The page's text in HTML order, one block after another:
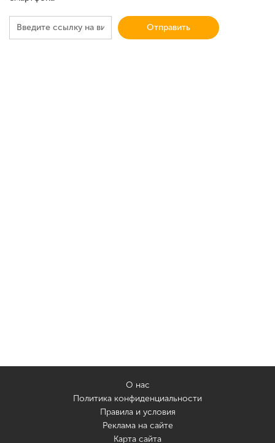
Отправить
О нас
Политика конфиденциальности
Правила и условия
Реклама на сайте
Карта сайта